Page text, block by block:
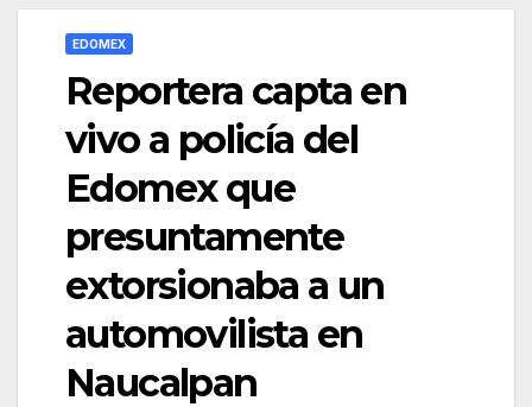
EDOMEX
Reportera capta en
vivo a policía del
Edomex que
presuntamente
extorsionaba a un
automovilista en
Naucalpan